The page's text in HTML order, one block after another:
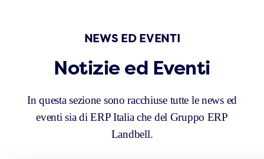
NEWS ED EVENTI
Notizie ed Eventi
In questa sezione sono racchiuse tutte le news ed
eventi sia di ERP Italia che del Gruppo ERP
Landbell.